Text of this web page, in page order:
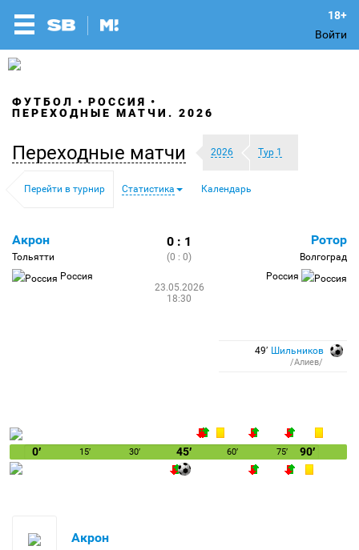
Войти
ФУТБОЛ
РОССИЯ
ПЕРЕХОДНЫЕ МАТЧИ. 2026
Переходные матчи 2026 Тур 1
Перейти в турнир Статистика Календарь
Акрон
Тольятти
Россия
0 : 1
(0 : 0)
23.05.2026
18:30
Ротор
Волгоград
Россия
49′ Шильников
/Алиев/
0′ 15′ 30′ 45′ 60′ 75′ 90′
Акрон